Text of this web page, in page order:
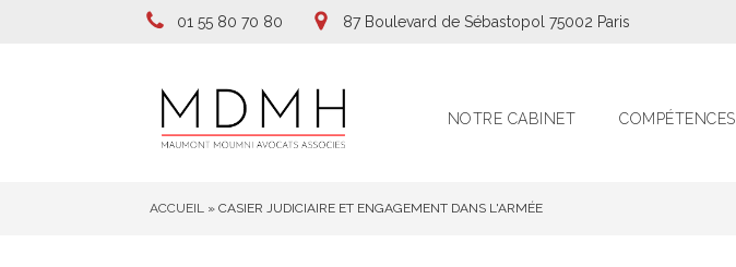
01 55 80 70 80 87 Boulevard de Sébastopol 75002 Paris
NOTRE CABINET COMPÉTENCES
ACCUEIL » CASIER JUDICIAIRE ET ENGAGEMENT DANS L'ARMÉE